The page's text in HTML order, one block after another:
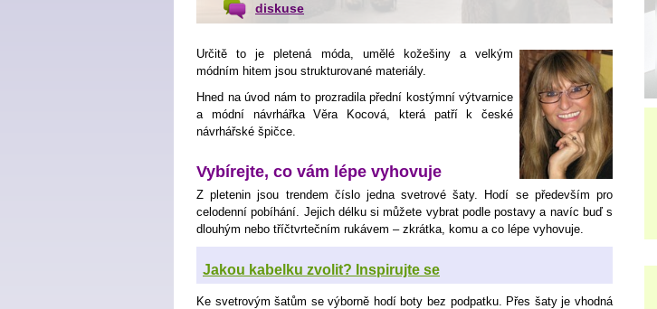
diskuse
Určitě to je pletená móda, umělé kožešiny a velkým
módním hitem jsou strukturované materiály.
Hned na úvod nám to prozradila přední kostýmní výtvarnice
a módní návrhářka Věra Kocová, která patří k české
návrhářské špičce.
Vybírejte, co vám lépe vyhovuje
Z pletenin jsou trendem číslo jedna svetrové šaty. Hodí se především pro
celodenní pobíhání. Jejich délku si můžete vybrat podle postavy a navíc buď s
dlouhým nebo tříčtvrtečním rukávem – zkrátka, komu a co lépe vyhovuje.
Jakou kabelku zvolit? Inspirujte se
Ke svetrovým šatům se výborně hodí boty bez podpatku. Přes šaty je vhodná